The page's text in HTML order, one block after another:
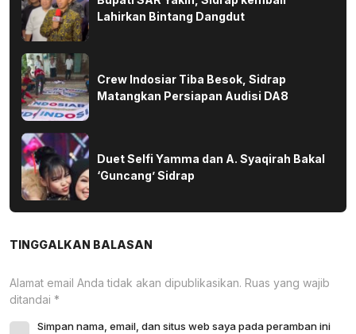
Lahirkan Bintang Dangdut
Crew Indosiar Tiba Besok, Sidrap
Matangkan Persiapan Audisi DA8
Duet Selfi Yamma dan A. Syaqirah Bakal
‘Guncang’ Sidrap
TINGGALKAN BALASAN
Alamat email Anda tidak akan dipublikasikan. Ruas yang wajib
ditandai *
Simpan nama, email, dan situs web saya pada peramban ini